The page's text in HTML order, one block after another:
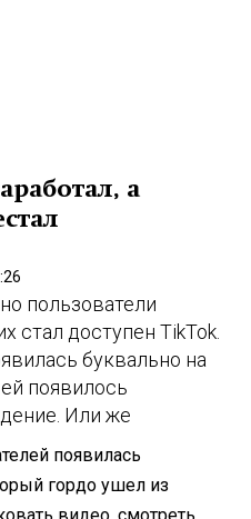
а
пользователи
стал доступен TikTok.
буквально на
появилось
Или же
появилась
гордо ушел из